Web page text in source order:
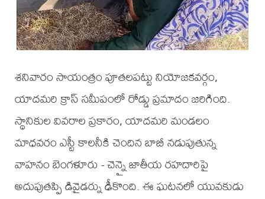
శనివారం సాయంత్రం పూతలపట్టు నియోజకవర్గం,
యాదమరి క్రాస్ సమీపంలో రోడ్డు ప్రమాదం జరిగింది.
స్థానికుల వివరాల ప్రకారం, యాదమరి మండలం
మాధవరం ఎస్టీ కాలనీకి చెందిన బాబీ నడుపుతున్న
వాహనం బెంగళూరు - చెన్నై జాతీయ రహదారిపై
అదుపుతప్పి డివైడర్ను ఢీకొంది. ఈ ఘటనలో యువకుడు